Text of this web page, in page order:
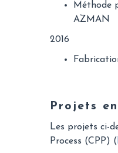
Méthode
AZMAN
2016
Projets
Les projets ci-
Process (CPP) (